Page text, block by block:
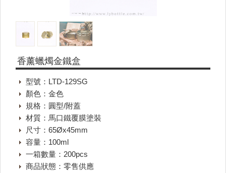
香薰蠟燭金鐵盒
型號：LTD-129SG
顏色：金色
規格：圓型/附蓋
材質：馬口鐵覆膜塗裝
尺寸：65Øx45mm
容量：100ml
一箱數量：200pcs
商品狀態：零售供應